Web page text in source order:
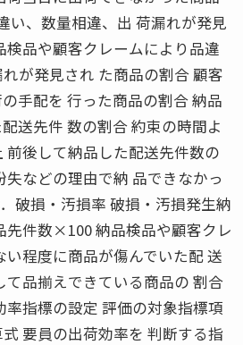
い、数量相違、出 荷漏れが発見
検品や顧客クレームにより品違
が発見され た商品の割合 顧客
手配を 行った商品の割合 納品
送先件 数の割合 約束の時間よ
前後して納品した配送先件数の
などの理由で納 品できなかっ
破損・汚損率 破損・汚損発生納
先件数×100 納品検品や顧客クレ
程度に商品が傷んでいた配 送
て品揃えできている商品の 割合
率指標の設定 評価の対象指標項
要員の出荷効率を 判断する指